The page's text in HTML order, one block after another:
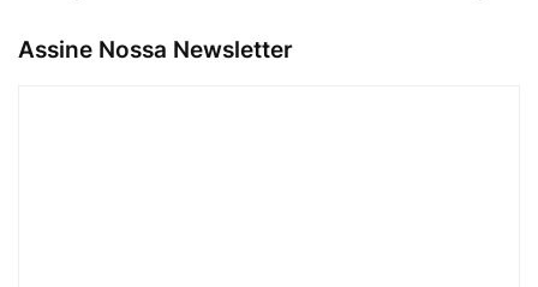
Assine Nossa Newsletter